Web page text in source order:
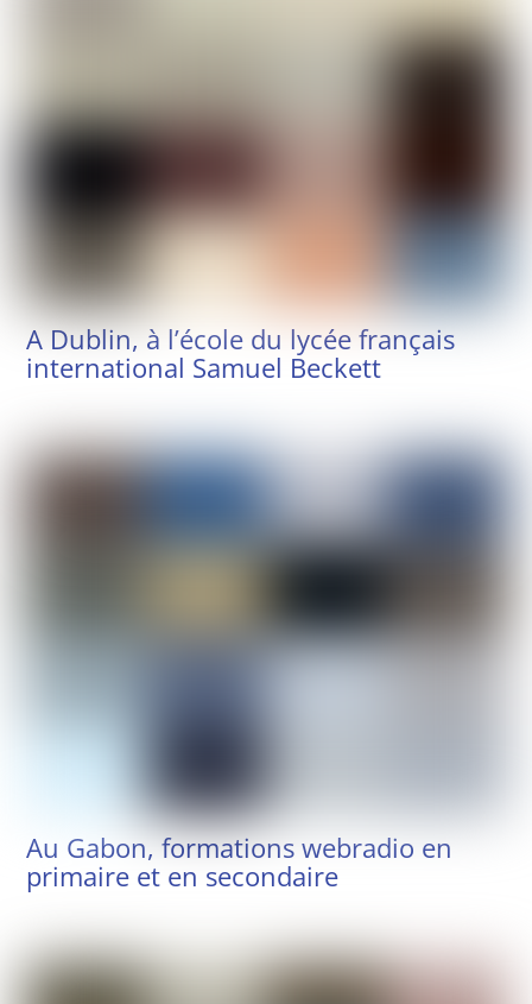
A Dublin, à l’école du lycée français
international Samuel Beckett
Au Gabon, formations webradio en
primaire et en secondaire